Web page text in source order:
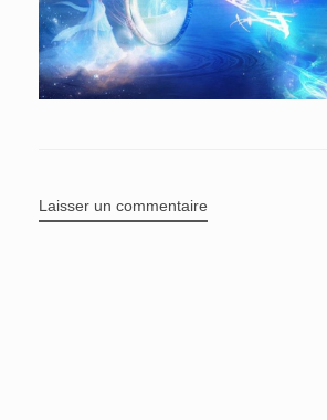
Laisser un commentaire